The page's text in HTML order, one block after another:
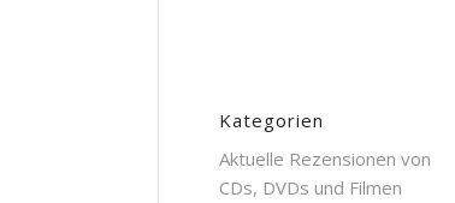
Kategorien
Aktuelle Rezensionen von
CDs, DVDs und Filmen